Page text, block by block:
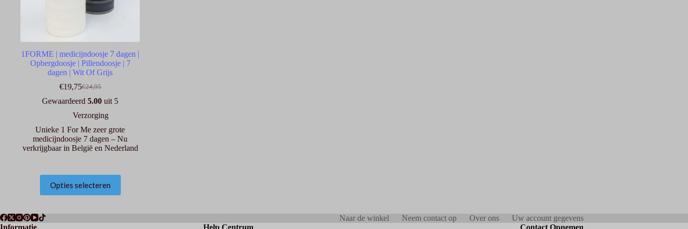
1FORME | medicijndoosje 7 dagen |
Opbergdoosje | Pillendoosje | 7
dagen | Wit Of Grijs
€24,95
Oorspronkelijke
prijs
€24,95.
€19,75Huidige
prijs
€19,75.
Gewaardeerd 5.00 uit 5
Verzorging
Unieke 1 For Me zeer grote
medicijndoosje 7 dagen – Nu
verkrijgbaar in België en Nederland
Opties selecteren
product
heeft
Deze
Naar de winkel Neem contact op Over ons
Uw account gegevens